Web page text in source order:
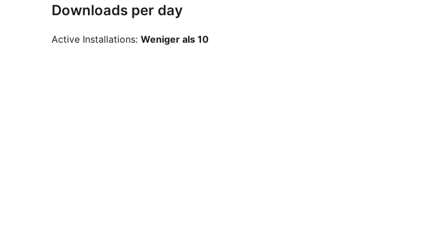
Downloads per day
Active Installations: Weniger als 10